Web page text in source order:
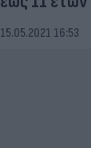
15.05.2021 16:53